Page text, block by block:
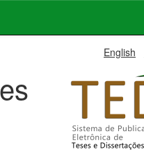
English